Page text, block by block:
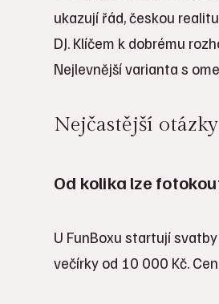
ukazují řád, českou
DJ. Klíčem k dobrému
Nejlevnější varianta s
Nejčastější otázky
Od kolika lze
U FunBoxu startují
večírky od 10 000 Kč.